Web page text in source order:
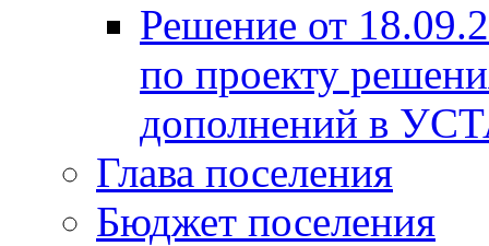
Решение от
по проекту
дополнений в
Глава поселения
Бюджет поселения